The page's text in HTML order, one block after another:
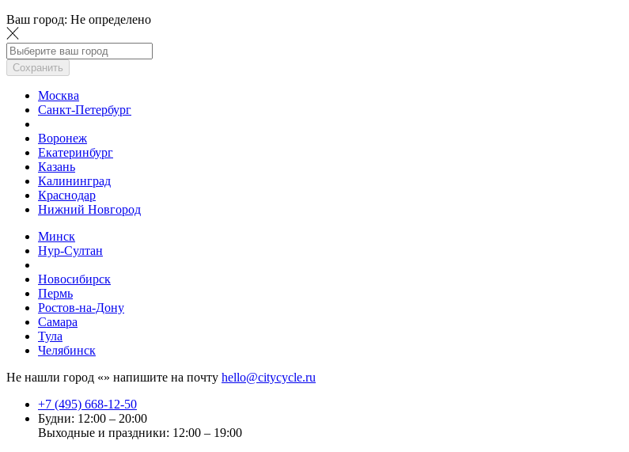
Ваш город: Не определено
Сохранить
Москва
Санкт-Петербург
Воронеж
Екатеринбург
Казань
Калининград
Краснодар
Нижний Новгород
Минск
Нур-Султан
Новосибирск
Пермь
Ростов-на-Дону
Самара
Тула
Челябинск
Не нашли город «» напишите на почту hello@citycycle.ru
+7 (495) 668-12-50
Будни: 12:00 – 20:00
Выходные и праздники: 12:00 – 19:00